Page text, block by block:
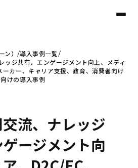
いて
）
導入事例一覧
ッジ共有、エンゲージメント向上、メディ
カー、キャリア支援、教育、消費者向け
けの導入事例
流、ナレッジ
ージメント向